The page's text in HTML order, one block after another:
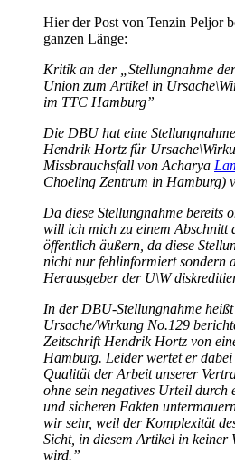
Hier der Post von Tenzin Peljor
ganzen Länge:
Kritik an der „Stellungnahme
Union zum Artikel in
im TTC Hamburg”
Die DBU hat eine
Hendrik Hortz für
Missbrauchsfall von Acharya
Choeling Zentrum in Hamburg)
Da diese Stellungnahme bereits
will ich mich zu einem Abschnitt
öffentlich äußern, da diese
nicht nur fehlinformiert sondern
Herausgeber der U\W
In der DBU-Stellungnahme
Ursache/Wirkung No.129
Zeitschrift Hendrik Hortz von
Hamburg. Leider wertet er
Qualität der Arbeit unserer
ohne sein negatives Urteil durch
und sicheren Fakten
wir sehr, weil der Komplexität
Sicht, in diesem Artikel in keiner
wird.”